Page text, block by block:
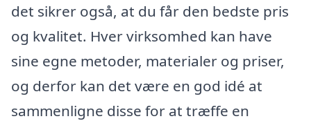
det sikrer også, at du får den bedste pris
og kvalitet. Hver virksomhed kan have
sine egne metoder, materialer og priser,
og derfor kan det være en god idé at
sammenligne disse for at træffe en